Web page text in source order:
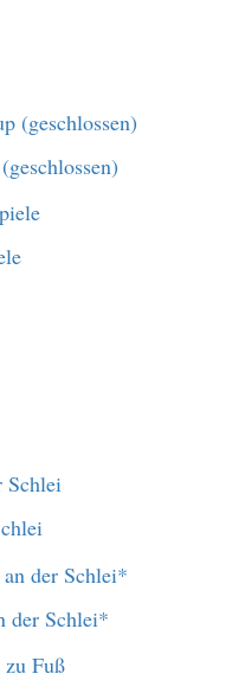
der Schlei*